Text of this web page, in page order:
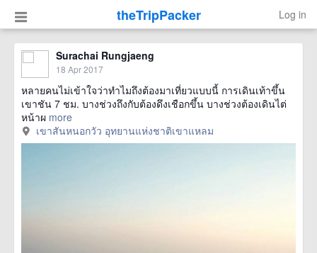
theTripPacker Log in
Surachai Rungjaeng
18 Apr 2017
หลายคนไม่เข้าใจว่าทำไมถึงต้องมาเที่ยวแบบนี้ การเดินเท้าขึ้น
เขาชัน 7 ชม. บางช่วงถึงกับต้องดึงเชือกขึ้น บางช่วงต้องเดินไต่
หน้าผ more
เขาสันหนอกวัว อุทยานแห่งชาติเขาแหลม